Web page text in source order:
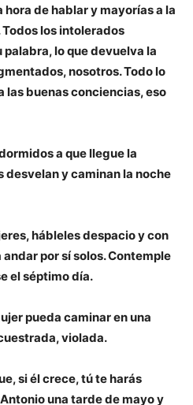
hora de hablar y mayorías a la
los intolerados
lo que devuelva la
nosotros. Todo lo
las buenas conciencias, eso
a que llegue la
desvelan y caminan la noche
hábleles despacio y con
por sí solos. Contemple
el séptimo día.
pueda caminar en una
violada.
si él crece, tú te harás
una tarde de mayo y